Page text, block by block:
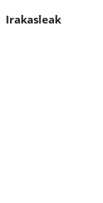
Irakasleak